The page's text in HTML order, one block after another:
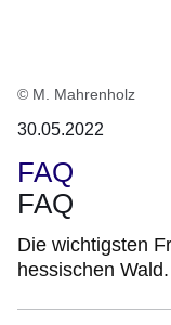
© M. Mahrenholz
30.05.2022
FAQ
FAQ
Die wichtigsten
hessischen Wald.